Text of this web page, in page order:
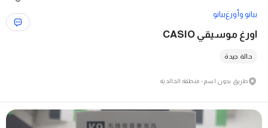
بيانو وأورغبيانو
اورغ موسيقي CASIO
حالة جيدة
طريق بدون اسم - منطقة الخالدية